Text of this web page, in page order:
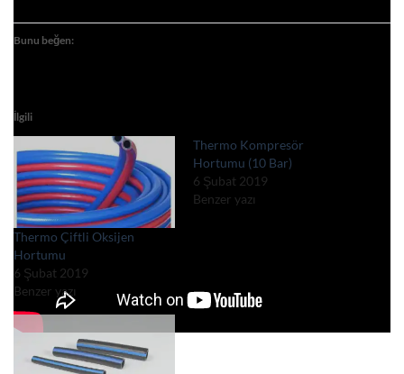
Bunu beğen:
İlgili
Thermo Çiftli Oksijen
Hortumu
6 Şubat 2019
Benzer yazı
Thermo Kompresör
Hortumu (10 Bar)
6 Şubat 2019
Benzer yazı